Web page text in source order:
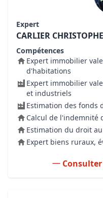
Expert
CARLIER CHRISTOPHE
Compétences
Expert immobilier
d'habitations
Expert immobilier
et industriels
Estimation des fonds
Calcul de l'indemnité
Estimation du droit
Expert biens ruraux,